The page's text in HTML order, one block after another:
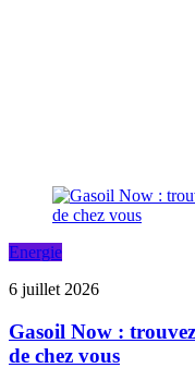
Energie
6 juillet 2026
Gasoil Now :
de chez vous